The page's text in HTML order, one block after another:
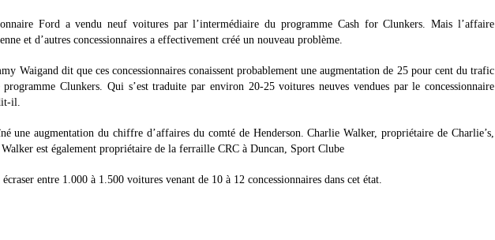
Ford a vendu neuf voitures par l’intermédiaire du programme Cash for Clunkers. Mais l’affaire
et d’autres concessionnaires a effectivement créé un nouveau problème.
Waigand dit que ces concessionnaires conaissent probablement une augmentation de 25 pour cent du trafic
Clunkers. Qui s’est traduite par environ 20-25 voitures neuves vendues par le concessionnaire
il.
une augmentation du chiffre d’affaires du comté de Henderson. Charlie Walker, propriétaire de Charlie’s,
est également propriétaire de la ferraille CRC à Duncan, Sport Clube
entre 1.000 à 1.500 voitures venant de 10 à 12 concessionnaires dans cet état.